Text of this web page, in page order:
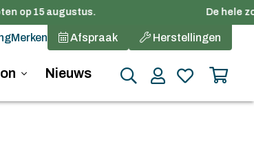
op 15 augustus. De hele
Merken Afspraak Herstellingen
Nieuws